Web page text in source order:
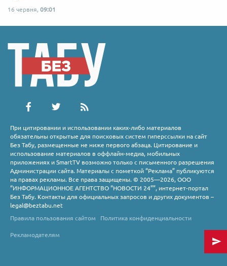
16 червня, 09:01
При цитировании и использовании каких-либо материалов
обязательны открытые для поисковых систем гиперссылки на сайт
Без Табу, размещенные не ниже первого абзаца. Цитирование и
использование материалов в оффлайн-медиа, мобильных
приложениях и SmartTV возможно только с письменного разрешения
Администрации сайта. Материалы с пометкой “Реклама” публикуются
на правах рекламы. Все права защищены. © 2005—2026, ООО
“ИНФОРМАЦИОННОЕ АГЕНТСТВО “НОВОСТИ 24””, интернет-портал
Без Табу. Контакты для официальных запросов и других документов –
legal@beztabu.net
Правила пользования сайтом
Политика конфиденциальности
Рекламодателям